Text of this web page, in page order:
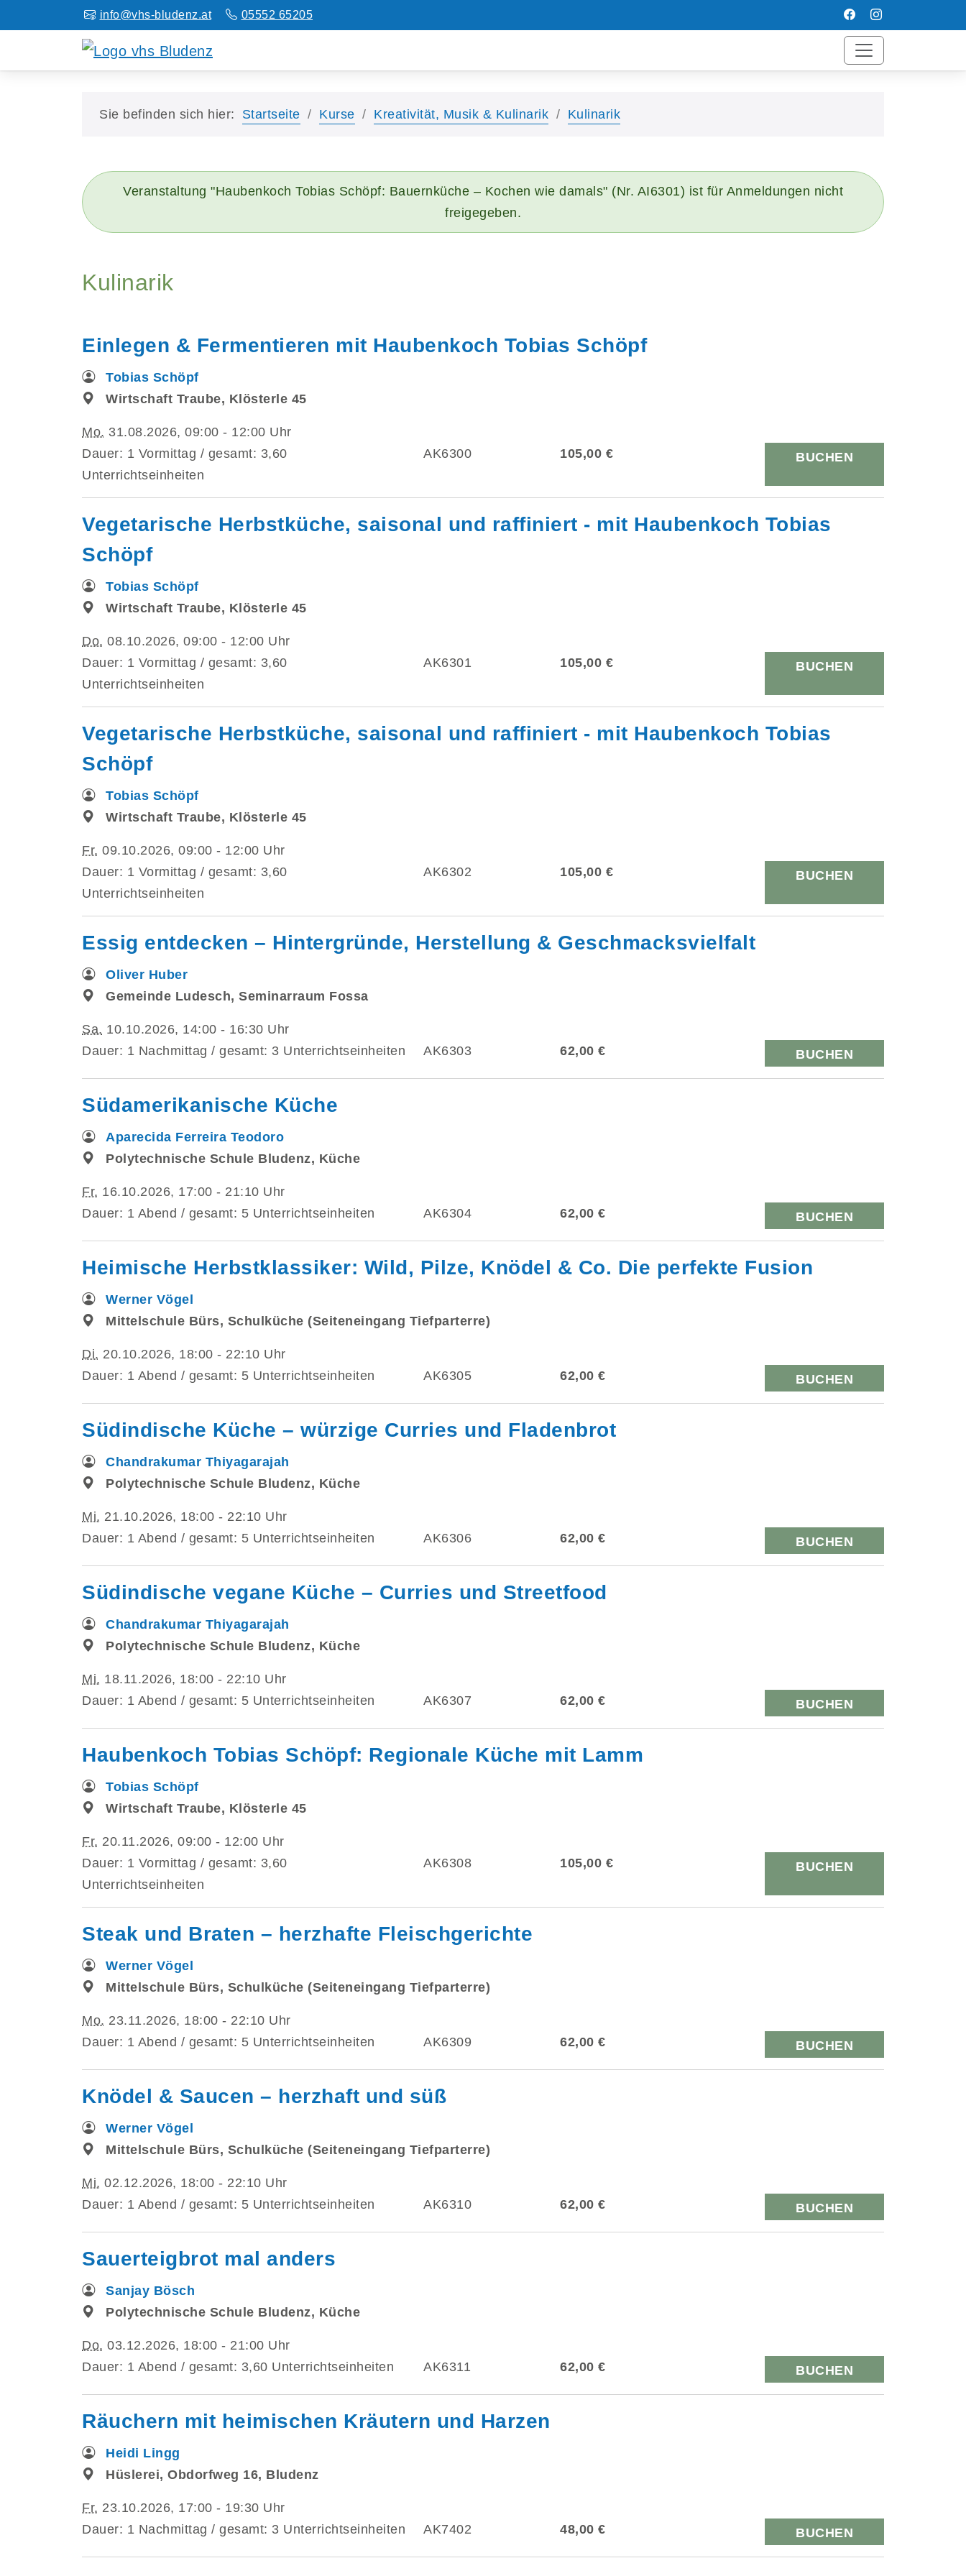
info@vhs-bludenz.at 05552 65205
Sie befinden sich hier: Startseite Kurse Kreativität, Musik & Kulinarik Kulinarik
Veranstaltung "Haubenkoch Tobias Schöpf: Bauernküche – Kochen wie damals" (Nr. AI6301) ist für Anmeldungen nicht
freigegeben.
Kulinarik
Einlegen & Fermentieren mit Haubenkoch Tobias Schöpf
Tobias Schöpf
Wirtschaft Traube, Klösterle 45
Mo. 31.08.2026, 09:00 - 12:00 Uhr
Dauer: 1 Vormittag / gesamt: 3,60
Unterrichtseinheiten
AK6300 105,00 € BUCHEN
Vegetarische Herbstküche, saisonal und raffiniert - mit Haubenkoch Tobias
Schöpf
Tobias Schöpf
Wirtschaft Traube, Klösterle 45
Do. 08.10.2026, 09:00 - 12:00 Uhr
Dauer: 1 Vormittag / gesamt: 3,60
Unterrichtseinheiten
AK6301 105,00 € BUCHEN
Vegetarische Herbstküche, saisonal und raffiniert - mit Haubenkoch Tobias
Schöpf
Tobias Schöpf
Wirtschaft Traube, Klösterle 45
Fr. 09.10.2026, 09:00 - 12:00 Uhr
Dauer: 1 Vormittag / gesamt: 3,60
Unterrichtseinheiten
AK6302 105,00 € BUCHEN
Essig entdecken – Hintergründe, Herstellung & Geschmacksvielfalt
Oliver Huber
Gemeinde Ludesch, Seminarraum Fossa
Sa. 10.10.2026, 14:00 - 16:30 Uhr
Dauer: 1 Nachmittag / gesamt: 3 Unterrichtseinheiten
AK6303 62,00 € BUCHEN
Südamerikanische Küche
Aparecida Ferreira Teodoro
Polytechnische Schule Bludenz, Küche
Fr. 16.10.2026, 17:00 - 21:10 Uhr
Dauer: 1 Abend / gesamt: 5 Unterrichtseinheiten
AK6304 62,00 € BUCHEN
Heimische Herbstklassiker: Wild, Pilze, Knödel & Co. Die perfekte Fusion
Werner Vögel
Mittelschule Bürs, Schulküche (Seiteneingang Tiefparterre)
Di. 20.10.2026, 18:00 - 22:10 Uhr
Dauer: 1 Abend / gesamt: 5 Unterrichtseinheiten
AK6305 62,00 € BUCHEN
Südindische Küche – würzige Curries und Fladenbrot
Chandrakumar Thiyagarajah
Polytechnische Schule Bludenz, Küche
Mi. 21.10.2026, 18:00 - 22:10 Uhr
Dauer: 1 Abend / gesamt: 5 Unterrichtseinheiten
AK6306 62,00 € BUCHEN
Südindische vegane Küche – Curries und Streetfood
Chandrakumar Thiyagarajah
Polytechnische Schule Bludenz, Küche
Mi. 18.11.2026, 18:00 - 22:10 Uhr
Dauer: 1 Abend / gesamt: 5 Unterrichtseinheiten
AK6307 62,00 € BUCHEN
Haubenkoch Tobias Schöpf: Regionale Küche mit Lamm
Tobias Schöpf
Wirtschaft Traube, Klösterle 45
Fr. 20.11.2026, 09:00 - 12:00 Uhr
Dauer: 1 Vormittag / gesamt: 3,60
Unterrichtseinheiten
AK6308 105,00 € BUCHEN
Steak und Braten – herzhafte Fleischgerichte
Werner Vögel
Mittelschule Bürs, Schulküche (Seiteneingang Tiefparterre)
Mo. 23.11.2026, 18:00 - 22:10 Uhr
Dauer: 1 Abend / gesamt: 5 Unterrichtseinheiten
AK6309 62,00 € BUCHEN
Knödel & Saucen – herzhaft und süß
Werner Vögel
Mittelschule Bürs, Schulküche (Seiteneingang Tiefparterre)
Mi. 02.12.2026, 18:00 - 22:10 Uhr
Dauer: 1 Abend / gesamt: 5 Unterrichtseinheiten
AK6310 62,00 € BUCHEN
Sauerteigbrot mal anders
Sanjay Bösch
Polytechnische Schule Bludenz, Küche
Do. 03.12.2026, 18:00 - 21:00 Uhr
Dauer: 1 Abend / gesamt: 3,60 Unterrichtseinheiten
AK6311 62,00 € BUCHEN
Räuchern mit heimischen Kräutern und Harzen
Heidi Lingg
Hüslerei, Obdorfweg 16, Bludenz
Fr. 23.10.2026, 17:00 - 19:30 Uhr
Dauer: 1 Nachmittag / gesamt: 3 Unterrichtseinheiten
AK7402 48,00 € BUCHEN